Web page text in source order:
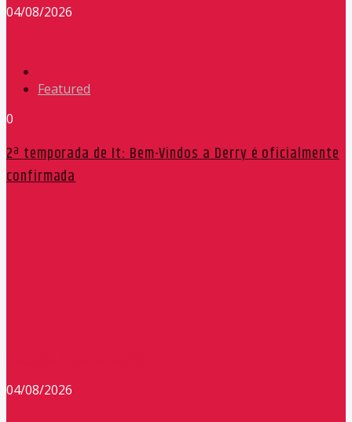
04/08/2026
Featured
0
2ª temporada de It: Bem-Vindos a Derry é oficialmente
confirmada
04/08/2026